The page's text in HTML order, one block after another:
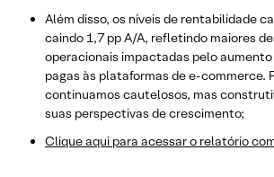
Além disso, os níveis de rentabilidade
caindo 1,7 pp A/A, refletindo maiores
operacionais impactadas pelo
pagas às plataformas de e-commerce.
continuamos cautelosos, mas
suas perspectivas de crescimento;
Clique aqui para acessar o relatório